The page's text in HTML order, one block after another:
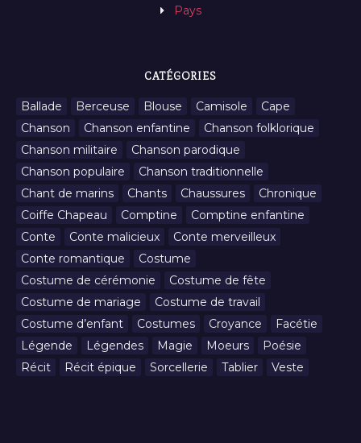
Pays
CATÉGORIES
Ballade Berceuse Blouse Camisole
Cape
Chanson
Chanson enfantine
Chanson folklorique
Chanson militaire
Chanson parodique
Chanson populaire
Chanson traditionnelle
Chant de marins
Chants Chaussures
Chronique
Coiffe Chapeau
Comptine
Comptine enfantine
Conte
Conte malicieux
Conte merveilleux
Conte romantique
Costume
Costume de cérémonie
Costume de fête
Costume de mariage
Costume de travail
Costume d’enfant
Costumes Croyance
Facétie
Légende
Légendes Magie Moeurs
Poésie
Récit
Récit épique Sorcellerie Tablier Veste